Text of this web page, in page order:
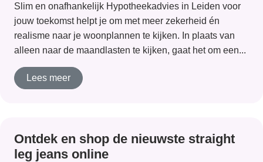
Slim en onafhankelijk Hypotheekadvies in Leiden voor
jouw toekomst helpt je om met meer zekerheid én
realisme naar je woonplannen te kijken. In plaats van
alleen naar de maandlasten te kijken, gaat het om een...
Lees meer
Ontdek en shop de nieuwste straight
leg jeans online